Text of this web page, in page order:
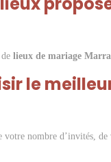
lieux de mariage
le
nombre d’invités,